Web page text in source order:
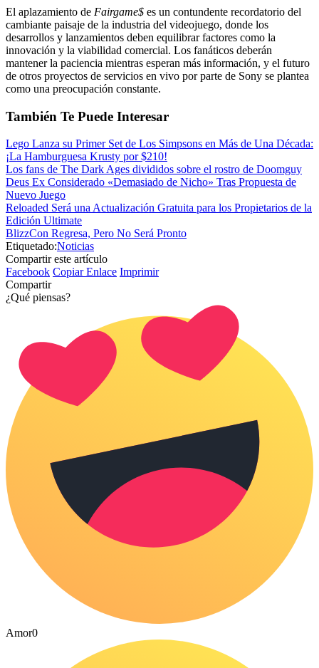
El aplazamiento de Fairgame$ es un contundente recordatorio del
cambiante paisaje de la industria del videojuego, donde los
desarrollos y lanzamientos deben equilibrar factores como la
innovación y la viabilidad comercial. Los fanáticos deberán
mantener la paciencia mientras esperan más información, y el futuro
de otros proyectos de servicios en vivo por parte de Sony se plantea
como una preocupación constante.
También Te Puede Interesar
Lego Lanza su Primer Set de Los Simpsons en Más de Una Década:
¡La Hamburguesa Krusty por $210!
Los fans de The Dark Ages divididos sobre el rostro de Doomguy
Deus Ex Considerado «Demasiado de Nicho» Tras Propuesta de
Nuevo Juego
Reloaded Será una Actualización Gratuita para los Propietarios de la
Edición Ultimate
BlizzCon Regresa, Pero No Será Pronto
Etiquetado:Noticias
Compartir este artículo
Facebook Copiar Enlace Imprimir
Compartir
¿Qué piensas?
Amor0